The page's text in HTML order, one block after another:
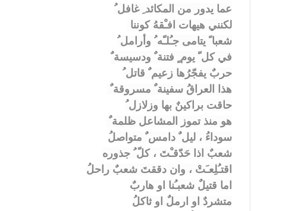
عما يدور من المكائد ِ غافل ُ
لكنني هيهات افـْقهُ كوننا
شعبا ً يتامى جـُلـّه ُ وأرامل ُ
في كل ّ يوم ٍ فتنة ٌ ودسيسة ٌ
حربٌ يفجّرُها زعيم ٌ قاتل ُ
هذا العراقُ سفينة ٌ مسروقة ٌ
حاقت براكينٌ بها وزلازل ُ
هو منذ تموز المشاعل ظلمة ٌ
سوداءُ ، ليل ٌ دامس ٌ متواصلُ
شعبٌ اذا حَدّقـْتَ ، كلّ ُ جذوره
اقتـُلِعـَتْ ، وان دققتَ شعبٌ راحلُ
اما قتيلٌ شعبـُنا او هاربٌ
متشردٌ او ارملٌ او ثاكلُ